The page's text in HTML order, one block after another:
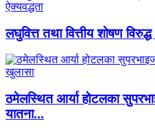
लघुवित्त तथा वित्तीय शोषण
ठमेलस्थित आर्या होटलका
यातना...